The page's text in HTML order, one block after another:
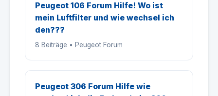
Peugeot 106 Forum Hilfe! Wo ist
mein Luftfilter und wie wechsel ich
den???
8 Beiträge • Peugeot Forum
Peugeot 306 Forum Hilfe wie